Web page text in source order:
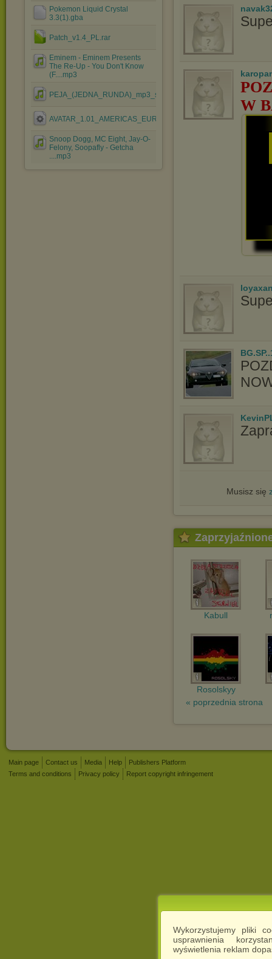
Wykorzystujemy pliki
usprawnienia
wyświetlenia reklam
Pokemon Liquid Crystal
3.3(1).gba
Patch_v1.4_PL.rar
Eminem - Eminem Presents
The Re-Up - You Don't Know
(F....mp3
PEJA_(JEDNA_RUNDA)_mp3_si.mp3
AVATAR_1.01_AMERICAS_EUROPE.EXE
Snoop Dogg, MC Eight, Jay-O-
Felony, Soopafly - Getcha
....mp3
W
Musisz się
Kabull
Rosolskyy
« poprzednia strona
Main page Contact us Media Help
Publishers Platform
Terms and conditions
Privacy policy Report copyright infringement